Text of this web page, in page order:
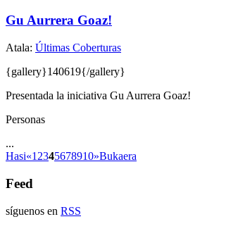
Gu Aurrera Goaz!
Atala: Últimas Coberturas
{gallery}140619{/gallery}
Presentada la iniciativa Gu Aurrera Goaz!
Personas
...
Hasi«1 2345678910»Bukaera
Feed
síguenos en RSS